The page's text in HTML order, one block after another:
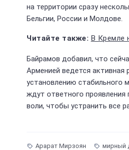
на территории сразу
Бельгии, России и Молдове.
В Кремле назвали
Байрамов добавил, что
Арменией ведется активная
установлению стабильного
ждут ответного проявления
воли, чтобы устранить все
Арарат Мирзоян мирный